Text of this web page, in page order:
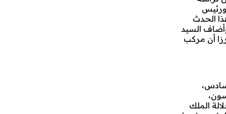
ورئيس
الحدث
السيد
أن مركب
الملك